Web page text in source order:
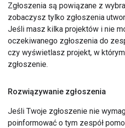
Zgłoszenia są powiązane z
zobaczysz tylko zgłoszenia
Jeśli masz kilka projektów i nie
oczekiwanego zgłoszenia do
czy wyświetlasz projekt, w
zgłoszenie.
Rozwiązywanie zgłoszenia
Jeśli Twoje zgłoszenie nie
poinformować o tym zespół